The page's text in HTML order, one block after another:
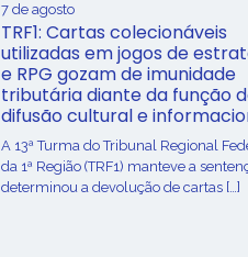
7 de agosto
TRF1: Cartas colecionáveis
utilizadas em jogos de
e RPG gozam de imunidade
tributária diante da função
difusão cultural e
A 13ª Turma do Tribunal Regional
da 1ª Região (TRF1) manteve a
determinou a devolução de cartas […]